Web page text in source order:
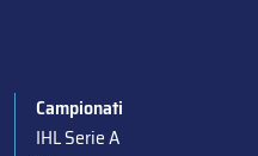
Campionati
IHL Serie A